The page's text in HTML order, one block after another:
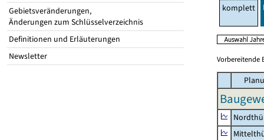
Gebietsveränderungen,
Änderungen zum Schlüsselverzeichnis
Definitionen und Erläuterungen
Newsletter
komplett
Vorbereitende